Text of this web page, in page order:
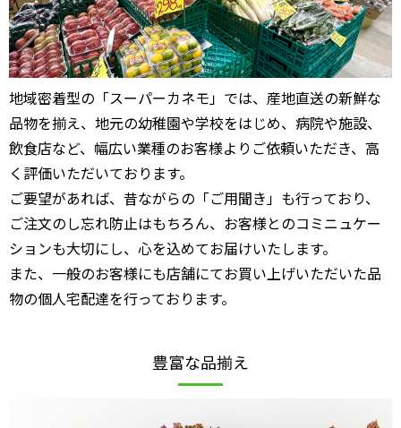
地域密着型の「スーパーカネモ」では、産地直送の新鮮な
品物を揃え、地元の幼稚園や学校をはじめ、 病院や施設、
飲食店など、幅広い業種のお客様よりご依頼いただき、高
く評価いただいております。
ご要望があれば、昔ながらの「ご用聞き」も行っており、
ご注文のし忘れ防止はもちろん、 お客様とのコミニュケー
ションも大切にし、心を込めてお届けいたします。
また、一般のお客様にも店舗にてお買い上げいただいた品
物の個人宅配達を行っております。
豊富な品揃え